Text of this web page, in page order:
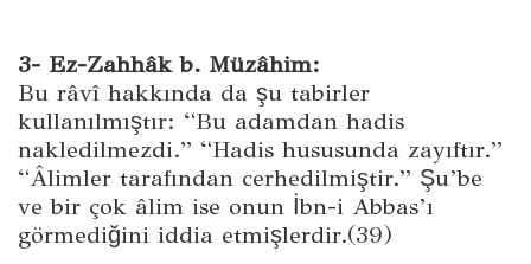
3- Ez-Zahhâk b. Müzâhim:
Bu râvî hakkında da şu tabirler
kullanılmıştır: “Bu adamdan hadis
nakledilmezdi.” “Hadis hususunda zayıftır.”
“Âlimler tarafından cerhedilmiştir.” Şu’be
ve bir çok âlim ise onun İbn-i Abbas’ı
görmediğini iddia etmişlerdir.(39)